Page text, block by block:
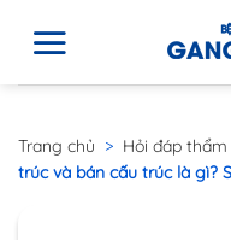
Trang chủ > Hỏi đáp
trúc và bán cấu trúc là gì?